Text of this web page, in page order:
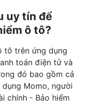
uy tín để
ô tô?
tô trên ứng dụng
toán điện tử và
đó bao gồm cả
Momo, người
chính - Bảo hiểm